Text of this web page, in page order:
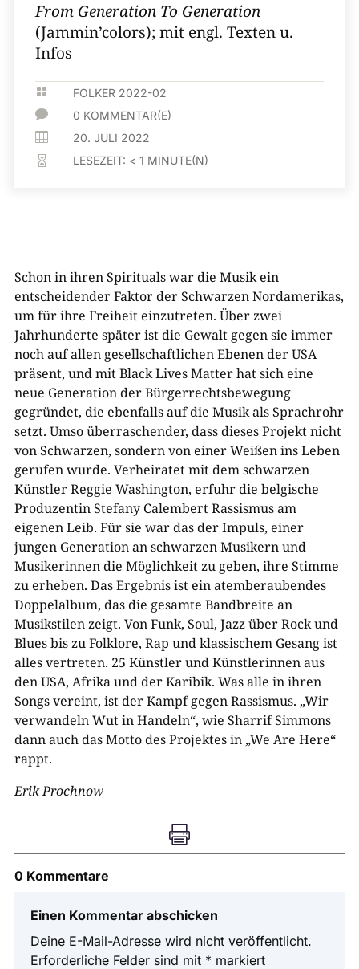
From Generation To Generation
(Jammin’colors); mit engl. Texten u.
Infos
 FOLKER 2022-02
 0 KOMMENTAR(E)
 20. JULI 2022
 LESEZEIT: < 1 MINUTE(N)
Schon in ihren Spirituals war die Musik ein
entscheidender Faktor der Schwarzen Nordamerikas,
um für ihre Freiheit einzutreten. Über zwei
Jahrhunderte später ist die Gewalt gegen sie immer
noch auf allen gesellschaftlichen Ebenen der USA
präsent, und mit Black Lives Matter hat sich eine
neue Generation der Bürgerrechtsbewegung
gegründet, die ebenfalls auf die Musik als Sprachrohr
setzt. Umso überraschender, dass dieses Projekt nicht
von Schwarzen, sondern von einer Weißen ins Leben
gerufen wurde. Verheiratet mit dem schwarzen
Künstler Reggie Washington, erfuhr die belgische
Produzentin Stefany Calembert Rassismus am
eigenen Leib. Für sie war das der Impuls, einer
jungen Generation an schwarzen Musikern und
Musikerinnen die Möglichkeit zu geben, ihre Stimme
zu erheben. Das Ergebnis ist ein atemberaubendes
Doppelalbum, das die gesamte Bandbreite an
Musikstilen zeigt. Von Funk, Soul, Jazz über Rock und
Blues bis zu Folklore, Rap und klassischem Gesang ist
alles vertreten. 25 Künstler und Künstlerinnen aus
den USA, Afrika und der Karibik. Was alle in ihren
Songs vereint, ist der Kampf gegen Rassismus. „Wir
verwandeln Wut in Handeln“, wie Sharrif Simmons
dann auch das Motto des Projektes in „We Are Here“
rappt.
Erik Prochnow

0 Kommentare
Einen Kommentar abschicken
Deine E-Mail-Adresse wird nicht veröffentlicht.
Erforderliche Felder sind mit * markiert